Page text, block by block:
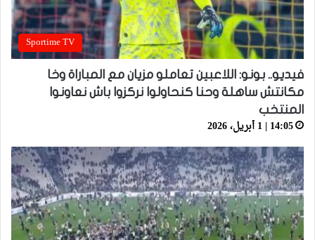
Sportime TV
فيديو.. بونو: اللاعبين تعاملو مزيان مع المباراة وخا
مكانتش ساهلة وحنا كنحاولوا نركزوا باش نعاونوا
المنتخب
14:05 | 1 أبريل، 2026